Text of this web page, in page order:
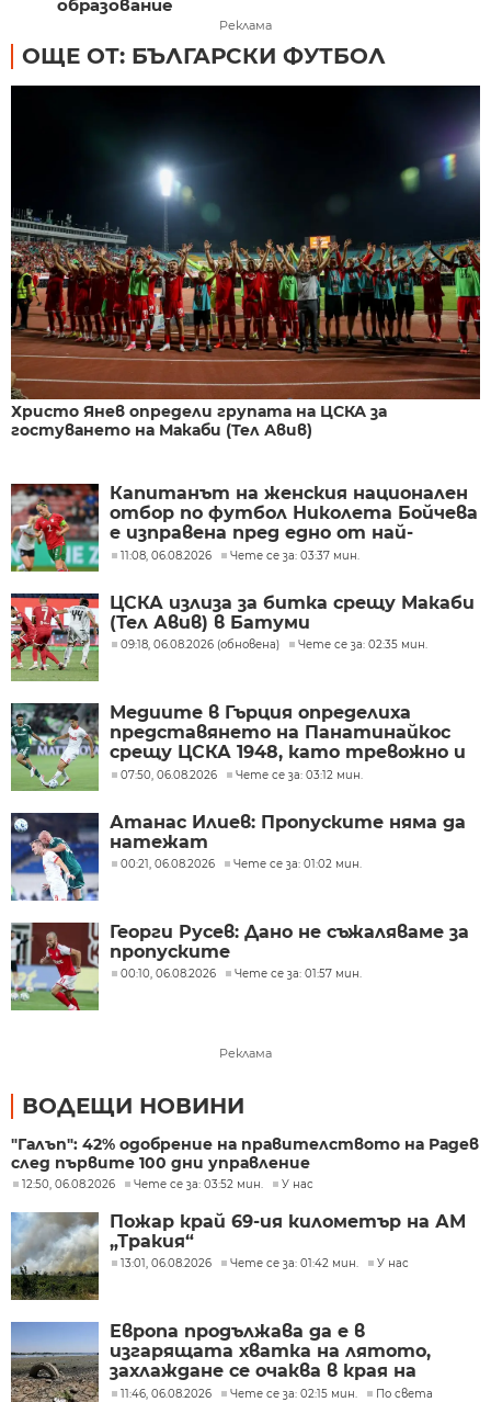
образование
Реклама
ОЩЕ ОТ: БЪЛГАРСКИ ФУТБОЛ
Христо Янев определи групата на ЦСКА за
гостуването на Макаби (Тел Авив)
Капитанът на женския национален
отбор по футбол Николета Бойчева
е изправена пред едно от най-
трудните решения в своята
11:08, 06.08.2026 Чете се за: 03:37 мин.
ЦСКА излиза за битка срещу Макаби
(Тел Авив) в Батуми
09:18, 06.08.2026 (обновена) Чете се за: 02:35 мин.
Медиите в Гърция определиха
представянето на Панатинайкос
срещу ЦСКА 1948, като тревожно и
под очакваното ниво
07:50, 06.08.2026 Чете се за: 03:12 мин.
Атанас Илиев: Пропуските няма да
натежат
00:21, 06.08.2026 Чете се за: 01:02 мин.
Георги Русев: Дано не съжаляваме за
пропуските
00:10, 06.08.2026 Чете се за: 01:57 мин.
Реклама
ВОДЕЩИ НОВИНИ
"Галъп": 42% одобрение на правителството на Радев
след първите 100 дни управление
12:50, 06.08.2026 Чете се за: 03:52 мин. У нас
Пожар край 69-ия километър на АМ
„Тракия“
13:01, 06.08.2026 Чете се за: 01:42 мин. У нас
Европа продължава да е в
изгарящата хватка на лятото,
захлаждане се очаква в края на
седмицата
11:46, 06.08.2026 Чете се за: 02:15 мин. По света